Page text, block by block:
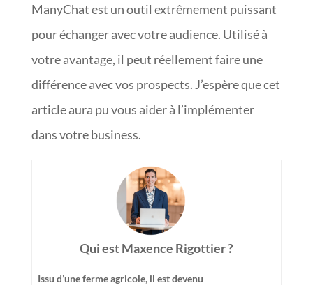
ManyChat est un outil extrêmement puissant
pour échanger avec votre audience. Utilisé à
votre avantage, il peut réellement faire une
différence avec vos prospects. J’espère que cet
article aura pu vous aider à l’implémenter
dans votre business.
Qui est Maxence Rigottier ?
Issu d’une ferme agricole, il est devenu